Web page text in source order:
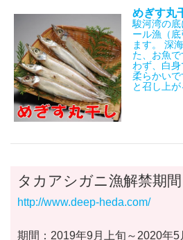
めぎす丸
駿河湾の底
ール漁（
ます。 深
た、お魚
わず、白
柔らかい
と召し上が
タカアシガニ漁解禁期間
http://www.deep-heda.com/
期間：2019年9月上旬～2020年5